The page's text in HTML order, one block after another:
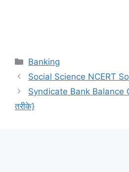
Categories
Banking
Social Science NCERT
Syndicate Bank Balance
तरीके}